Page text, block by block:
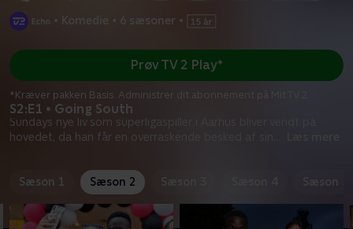
• Komedie • 6 sæsoner •
S2:E1 • Going South
Sundays nye liv som superligaspiller i Aarhus bliver vendt på
hovedet, da han får en overraskende besked af sin
Prøv TV 2 Play*
*Kræver pakken Basis. Administrer dit abonnement på Mit TV 2.
Sæson 1 Sæson 2 Sæson 3